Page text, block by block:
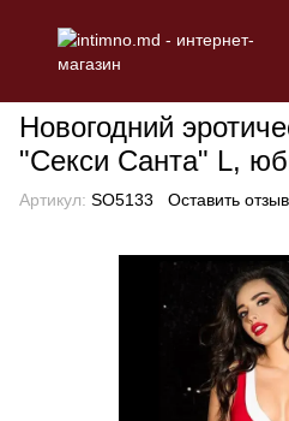
Новогодний
"Секси Санта" L,
Артикул: SO5133 Оставить отзыв